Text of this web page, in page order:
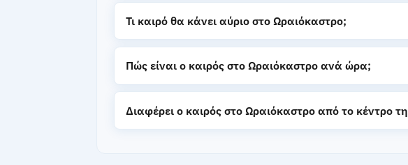
Τι καιρό θα κάνει αύριο στο Ωραιόκαστρο;
Πώς είναι ο καιρός στο Ωραιόκαστρο ανά ώρα;
Διαφέρει ο καιρός στο Ωραιόκαστρο από το κέντρο